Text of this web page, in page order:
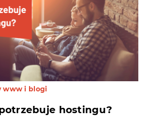
www i blogi
hostingu?